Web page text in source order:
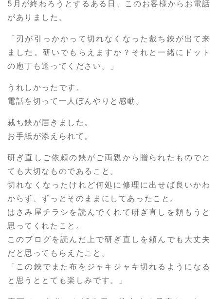
5月が終わろうとするある日、このお客様からお電話
がありました。
「刃が引っかかって切れなくなった裁ち鋏が出て来
ました。研いでもらえますか？それと一緒にドット
の庖丁も送ってください。」
うれしかったです。
電話を切って一人ぼんやりと感動。
裁ち鋏が届きました。
お手紙が添えられて。
研ぎ直しご依頼の鋏がご両親から贈られたものでと
ても大切なものであること。
切れなくなったけれど何処に修理に出せば良いかわ
からず、ずっとそのままにしてあったこと。
はさみ屋チラシを読んでくれて研ぎ直しを頼もうと
思ってくれたこと。
このブログを読んだ上で研ぎ直しを頼んでも大丈夫
だと思ってもらえたこと。
「この鋏でまた布をジャキジャキ切れるようになる
と思うととても楽しみです。」